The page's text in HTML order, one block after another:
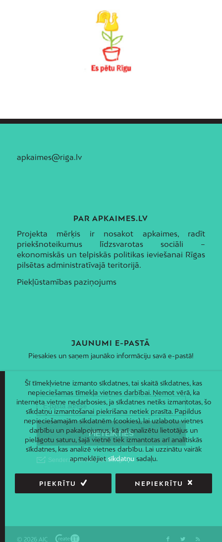
apkaimes@riga.lv
PAR APKAIMES.LV
Projekta mērķis ir nosakot apkaimes, radīt
priekšnoteikumus līdzsvarotas sociāli –
ekonomiskās un telpiskās politikas ieviešanai Rīgas
pilsētas administratīvajā teritorijā.
Piekļūstamības paziņojums
JAUNUMI E-PASTĀ
Piesakies un saņem jaunāko informāciju savā e-pastā!
© 2026 AIC
Šī tīmekļvietne izmanto sīkdatnes, tai skaitā sīkdatnes, kas
nepieciešamas tīmekļa vietnes darbībai. Ņemot vērā, ka
interneta vietne nedarbosies, ja sīkdatnes netiks izmantotas, šo
sīkdatņu izmantošanai piekrišana netiek prasīta. Papildus
nepieciešamajām sīkdatnēm (cookies), lai uzlabotu vietnes
darbību un pakalpojumus, kā arī analizētu lietotājus un
pielāgotu saturu, šajā vietnē tiek izmantotas arī analītiskās
sīkdatnes, kas analizē vietnes darbību. Lai uzzinātu vairāk
apmeklējietsīkdatņusadaļu.
PIEKRĪTU NEPIEKRĪTU